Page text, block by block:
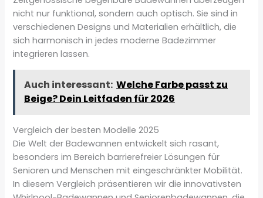
nicht nur funktional, sondern auch optisch. Sie sind in
verschiedenen Designs und Materialien erhältlich, die
sich harmonisch in jedes moderne Badezimmer
integrieren lassen.
Auch interessant: Welche Farbe passt zu
Beige? Dein Leitfaden für 2026
Vergleich der besten Modelle 2025
Die Welt der Badewannen entwickelt sich rasant,
besonders im Bereich barrierefreier Lösungen für
Senioren und Menschen mit eingeschränkter Mobilität.
In diesem Vergleich präsentieren wir die innovativsten